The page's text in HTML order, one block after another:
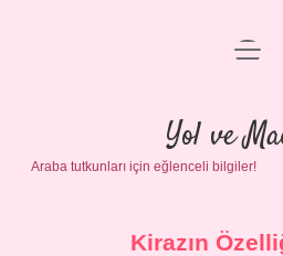
Anasayfa
Gizlilik
Yasal
Yol ve
Araba tutkunları için eğlenceli bilgiler!
Kirazın